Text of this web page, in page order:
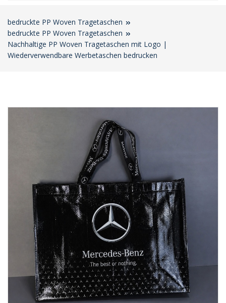
bedruckte PP Woven Tragetaschen
bedruckte PP Woven Tragetaschen
Nachhaltige PP Woven Tragetaschen mit Logo |
Wiederverwendbare Werbetaschen bedrucken